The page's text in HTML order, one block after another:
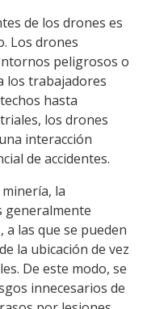
de los drones es
Los drones
peligrosos o
los trabajadores
hasta
los drones
interacción
de accidentes.
la
generalmente
las que se pueden
la ubicación de vez
De este modo, se
innecesarios de